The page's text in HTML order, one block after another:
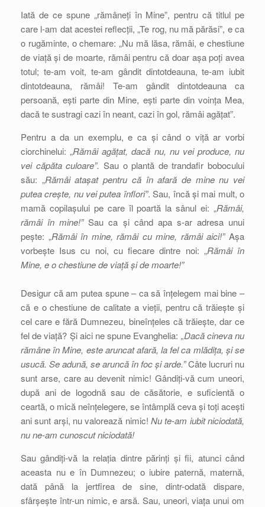
Iată de ce spune „rămâneți în Mine”, pentru că titlul pe
care l-am dat acestei reflecții, „Te rog, nu mă părăsi”, e ca
o rugăminte, o chemare: „Nu mă lăsa, rămâi, e chestiune
de viață și de moarte, rămâi pentru că doar așa poți avea
totul; te-am voit, te-am gândit dintotdeauna, te-am iubit
dintotdeauna, rămâi! Te-am gândit dintotdeauna ca
persoană, ești parte din Mine, ești parte din voința Mea,
dacă te sustragi cazi în neant, cazi în gol, rămâi agățat”.
Pentru a da un exemplu, e ca și când o viță ar vorbi
ciorchinelui: „Rămâi agățat, dacă nu, nu vei produce, nu
vei căpăta culoare”. Sau o plantă de trandafir bobocului
său: „Rămâi atașat pentru că în afară de mine nu vei
putea crește, nu vei putea înflori”. Sau, încă și mai mult, o
mamă copilașului pe care îl poartă la sânul ei: „Rămâi,
rămâi în mine!”Sau ca și când apa s-ar adresa unui
pește: „Rămâi în mine, rămâi cu mine, rămâi aici!”Așa
vorbește Isus cu noi, cu fiecare dintre noi: „Rămâi în
Mine, e o chestiune de viață și de moarte!”
Desigur că am putea spune – ca să înțelegem mai bine –
că e o chestiune de calitate a vieții, pentru că trăiește și
cel care e fără Dumnezeu, bineînțeles că trăiește, dar ce
fel de viață? Și aici ne spune Evanghelia: „Dacă cineva nu
rămâne în Mine, este aruncat afară, la fel ca mlădița, și se
usucă. Se adună, se aruncă în foc și arde.”Câte lucruri nu
sunt arse, care au devenit nimic! Gândiți-vă cum uneori,
după ani de logodnă sau de căsătorie, e suficientă o
ceartă, o mică neînțelegere, se întâmplă ceva și toți acești
ani sunt arși, nu valorează nimic! Nu te-am iubit niciodată,
nu ne-am cunoscut niciodată!
Sau gândiți-vă la relația dintre părinți și fii, atunci când
aceasta nu e în Dumnezeu; o iubire paternă, maternă,
dată până la jertfirea de sine, dintr-odată dispare,
sfârșește într-un nimic, e arsă. Sau, uneori, viața unui om